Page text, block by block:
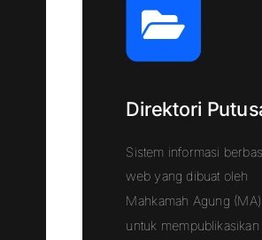
Direktori
Sistem informasi
web yang dibuat oleh
Mahkamah Agung (MA)
untuk mempublikasikan